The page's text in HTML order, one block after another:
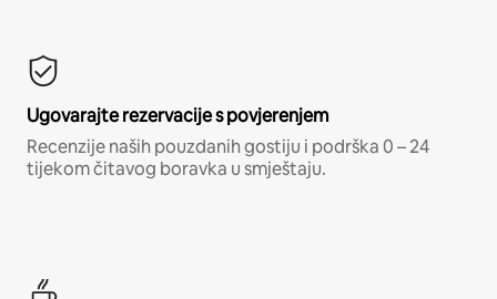
Ugovarajte rezervacije s povjerenjem
Recenzije naših pouzdanih gostiju i podrška 0 – 24
tijekom čitavog boravka u smještaju.